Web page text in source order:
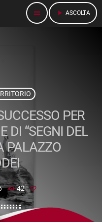
menu play_arrow ASCOLTA
PER
DI “SEGNI DEL
PALAZZO
42